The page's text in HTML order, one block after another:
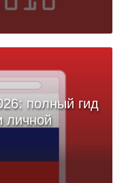
полный гид
личной